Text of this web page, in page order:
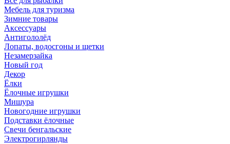
Мебель для туризма
Зимние товары
Аксессуары
Антигололёд
Лопаты, водосгоны и щетки
Незамерзайка
Новый год
Декор
Ёлки
Ёлочные игрушки
Мишура
Новогодние игрушки
Подставки ёлочные
Свечи бенгальские
Электрогирлянды